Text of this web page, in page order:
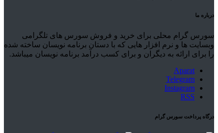
درباره ما
سورس گرام محلی برای خرید و فروش سورس های تلگرامی
وبسایت ها و نرم افزار هایی که با دستان برنامه نویسان ساخته شده
را برای ارائه به دیگران و برای کسب درآمد برنامه نویسان میباشد.
Aparat
Telegram
Instagram
RSS
درگاه پرداخت سورس گرام